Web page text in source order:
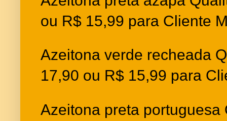
ou R$ 15,99 para Cliente
Azeitona verde recheada
17,90 ou R$ 15,99 para
Azeitona preta portuguesa